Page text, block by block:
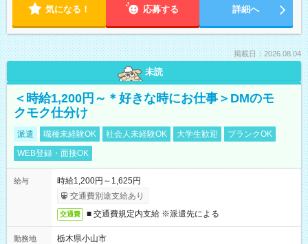
気になる！ 応募する 詳細へ
掲載日：2026.08.04
未読
＜時給1,200円～＊好きな時にお仕事＞DMのモ
クモク仕分け
派遣 職種未経験OK 社会人未経験OK 大学生歓迎
ブランクOK
WEB登録・面接OK
給与
時給1,200円～1,625円
交通費別途支給あり
交通費 ■ 交通費規定内支給 ※派遣先による
勤務地
栃木県小山市